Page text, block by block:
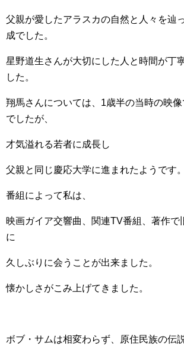
父親が愛したアラスカの自然と人々を辿
成でした。
星野道生さんが大切にした人と時間が丁
した。
翔馬さんについては、1歳半の当時の映
でしたが、
才気溢れる若者に成長し
父親と同じ慶応大学に進まれたようです。
番組によって私は、
映画ガイア交響曲、関連TV番組、著作で
に
久しぶりに会うことが出来ました。
懐かしさがこみ上げてきました。
ボブ・サムは相変わらず、原住民族の伝